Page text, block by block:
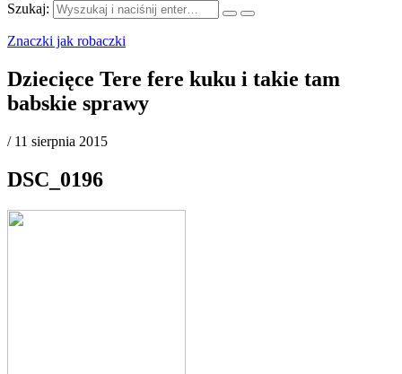
Szukaj:
Znaczki jak robaczki
Dziecięce Tere fere kuku i takie tam
babskie sprawy
/ 11 sierpnia 2015
DSC_0196